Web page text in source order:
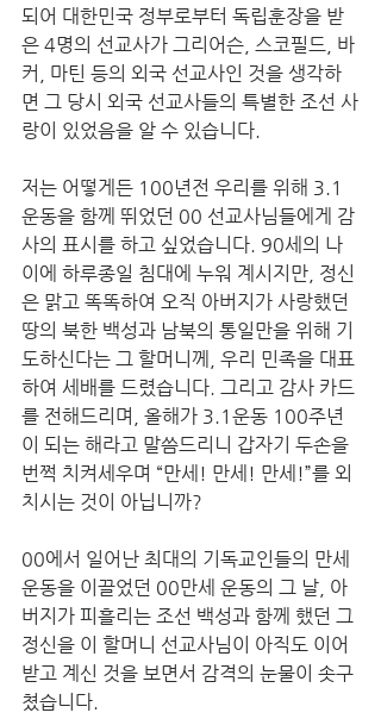
되어 대한민국 정부로부터 독립훈장을 받
은 4명의 선교사가 그리어슨, 스코필드, 바
커, 마틴 등의 외국 선교사인 것을 생각하
면 그 당시 외국 선교사들의 특별한 조선 사
랑이 있었음을 알 수 있습니다.
저는 어떻게든 100년전 우리를 위해 3.1
운동을 함께 뛰었던 00 선교사님들에게 감
사의 표시를 하고 싶었습니다. 90세의 나
이에 하루종일 침대에 누워 계시지만, 정신
은 맑고 똑똑하여 오직 아버지가 사랑했던
땅의 북한 백성과 남북의 통일만을 위해 기
도하신다는 그 할머니께, 우리 민족을 대표
하여 세배를 드렸습니다. 그리고 감사 카드
를 전해드리며, 올해가 3.1운동 100주년
이 되는 해라고 말씀드리니 갑자기 두손을
번쩍 치켜세우며 “만세! 만세! 만세!”를 외
치시는 것이 아닙니까?
00에서 일어난 최대의 기독교인들의 만세
운동을 이끌었던 00만세 운동의 그 날, 아
버지가 피흘리는 조선 백성과 함께 했던 그
정신을 이 할머니 선교사님이 아직도 이어
받고 계신 것을 보면서 감격의 눈물이 솟구
쳤습니다.